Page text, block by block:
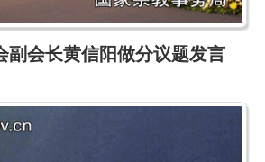
副会长黄信阳做分议题发言